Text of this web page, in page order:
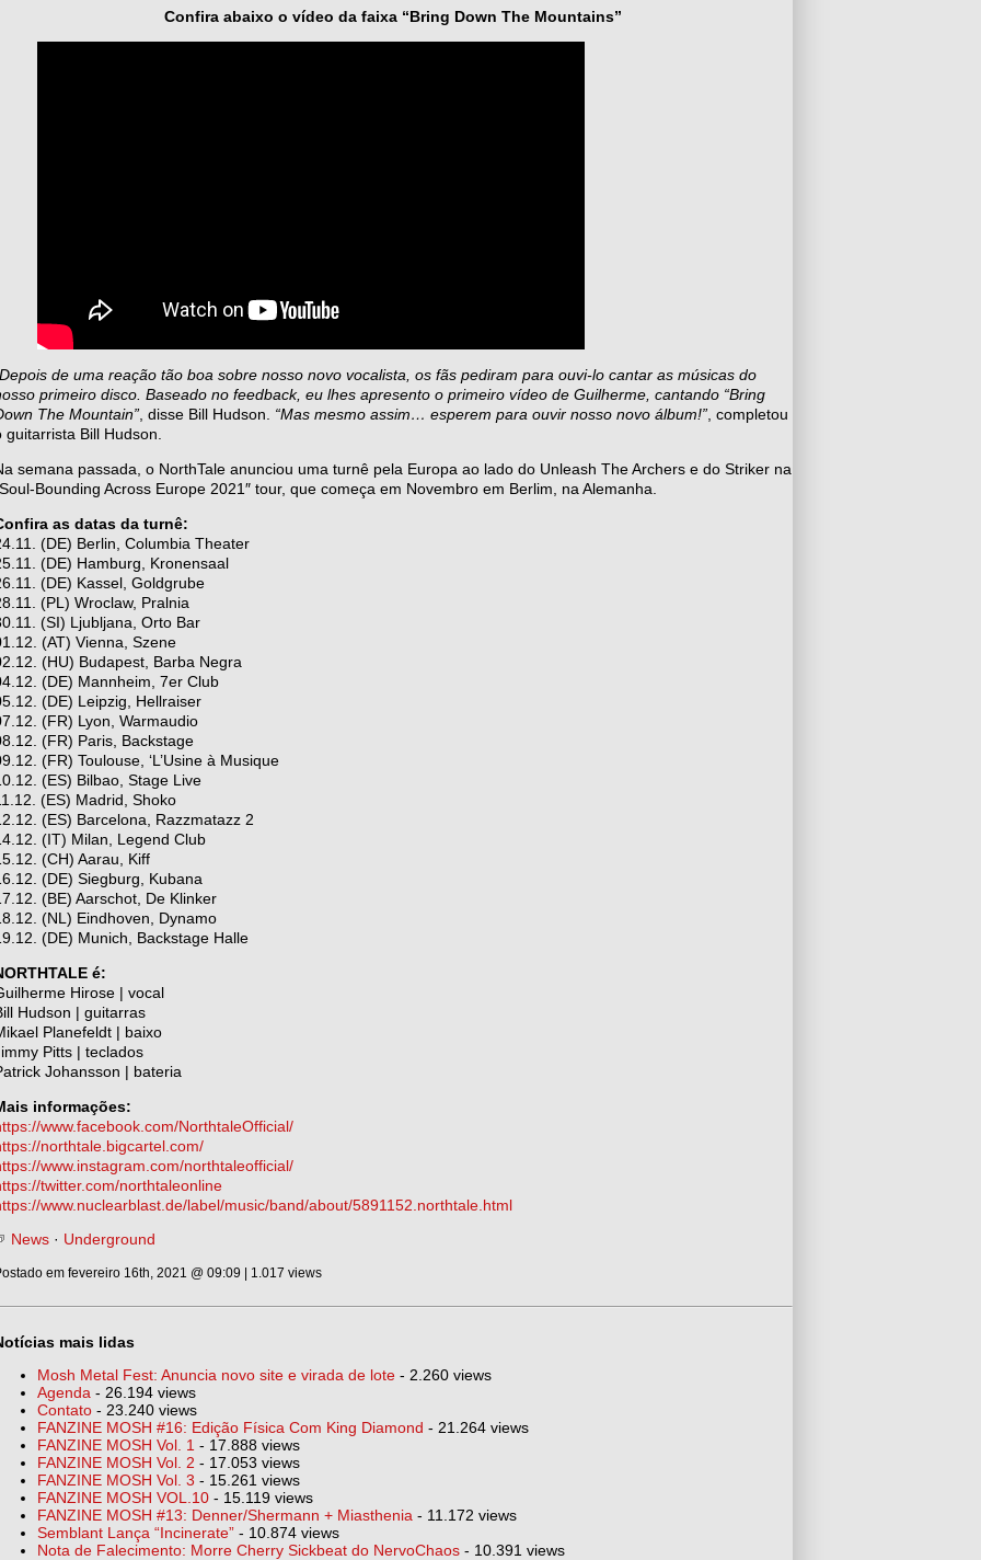
Confira abaixo o vídeo da faixa “Bring Down The Mountains”
de uma reação tão boa sobre nosso novo vocalista, os fãs pediram para ouvi-lo cantar as músicas do
primeiro disco. Baseado no feedback, eu lhes apresento o primeiro vídeo de Guilherme, cantando “Bring
The Mountain” , disse Bill Hudson. “Mas mesmo assim… esperem para ouvir nosso novo álbum!” , completou
guitarrista Bill Hudson.
semana passada, o NorthTale anunciou uma turnê pela Europa ao lado do Unleash The Archers e do Striker na
Bounding Across Europe 2021″ tour, que começa em Novembro em Berlim, na Alemanha.
as datas da turnê:
(DE) Berlin, Columbia Theater
(DE) Hamburg, Kronensaal
(DE) Kassel, Goldgrube
(PL) Wroclaw, Pralnia
(SI) Ljubljana, Orto Bar
(AT) Vienna, Szene
(HU) Budapest, Barba Negra
(DE) Mannheim, 7er Club
(DE) Leipzig, Hellraiser
(FR) Lyon, Warmaudio
(FR) Paris, Backstage
(FR) Toulouse, ‘L’Usine à Musique
(ES) Bilbao, Stage Live
(ES) Madrid, Shoko
(ES) Barcelona, Razzmatazz 2
(IT) Milan, Legend Club
(CH) Aarau, Kiff
(DE) Siegburg, Kubana
(BE) Aarschot, De Klinker
(NL) Eindhoven, Dynamo
(DE) Munich, Backstage Halle
é:
Hirose | vocal
Hudson | guitarras
Planefeldt | baixo
Pitts | teclados
Johansson | bateria
informações:
www.facebook.com/NorthtaleOfficial/
northtale.bigcartel.com/
www.instagram.com/northtaleofficial/
twitter.com/northtaleonline
www.nuclearblast.de/label/music/band/about/5891152.northtale.html
News · Underground
em fevereiro 16th, 2021 @ 09:09 | 1.017 views
mais lidas
Mosh Metal Fest: Anuncia novo site e virada de lote - 2.260 views
Agenda - 26.194 views
Contato - 23.240 views
FANZINE MOSH #16: Edição Física Com King Diamond - 21.264 views
FANZINE MOSH Vol. 1 - 17.888 views
FANZINE MOSH Vol. 2 - 17.053 views
FANZINE MOSH Vol. 3 - 15.261 views
FANZINE MOSH VOL.10 - 15.119 views
FANZINE MOSH #13: Denner/Shermann + Miasthenia - 11.172 views
Semblant Lança “Incinerate” - 10.874 views
Nota de Falecimento: Morre Cherry Sickbeat do NervoChaos - 10.391 views